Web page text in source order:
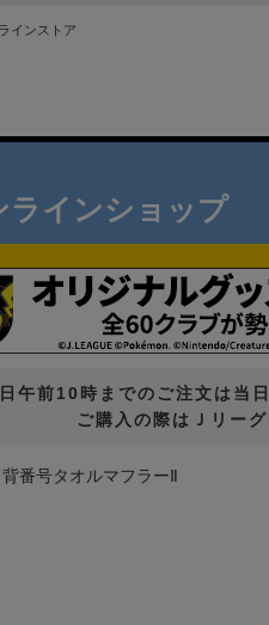
インストア
ラインショップ
午前10時までのご注文は当
ご購入の際はＪリー
背番号タオルマフラーⅡ